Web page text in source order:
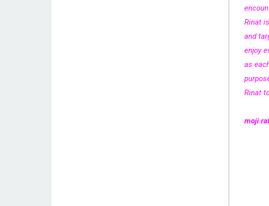
Rinat
and
enjoy
as
Rinat
moji